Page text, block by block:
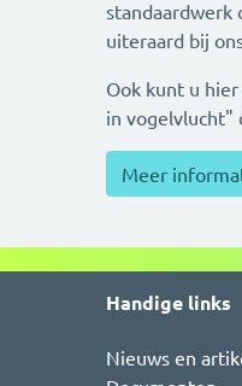
standaardwerk
uiteraard bij
Ook kunt u
in vogelvlucht"
Meer
Handige links
Nieuws en